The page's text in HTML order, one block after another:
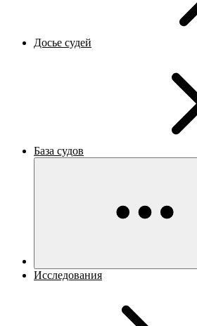
Досье судей
База судов
Исследования